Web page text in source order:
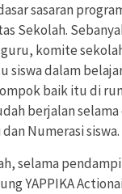
sasaran
Sekolah.
komite
siswa dalam
baik itu di
berjalan
Numerasi siswa.
selama
YAPPIKA